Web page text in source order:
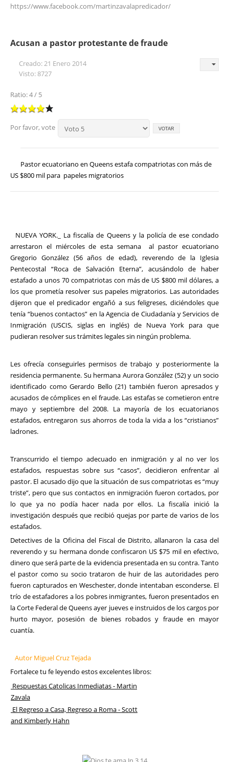
https://www.facebook.com/martinzavalapredicador/
Acusan a pastor protestante de fraude
Creado: 21 Enero 2014
Visto: 8727
Ratio: 4 / 5
Por favor, vote
Pastor ecuatoriano en Queens estafa compatriotas con más de
US $800 mil para papeles migratorios
NUEVA YORK._ La fiscalía de Queens y la policía de ese condado
arrestaron el miércoles de esta semana al pastor ecuatoriano
Gregorio González (56 años de edad), reverendo de la Iglesia
Pentecostal “Roca de Salvación Eterna”, acusándolo de haber
estafado a unos 70 compatriotas con más de US $800 mil dólares, a
los que prometía resolver sus papeles migratorios. Las autoridades
dijeron que el predicador engañó a sus feligreses, diciéndoles que
tenía “buenos contactos” en la Agencia de Ciudadanía y Servicios de
Inmigración (USCIS, siglas en inglés) de Nueva York para que
pudieran resolver sus trámites legales sin ningún problema.
Les ofrecía conseguirles permisos de trabajo y posteriormente la
residencia permanente. Su hermana Aurora González (52) y un socio
identificado como Gerardo Bello (21) también fueron apresados y
acusados de cómplices en el fraude. Las estafas se cometieron entre
mayo y septiembre del 2008. La mayoría de los ecuatorianos
estafados, entregaron sus ahorros de toda la vida a los “cristianos”
ladrones.
Transcurrido el tiempo adecuado en inmigración y al no ver los
estafados, respuestas sobre sus “casos”, decidieron enfrentar al
pastor. El acusado dijo que la situación de sus compatriotas es “muy
triste”, pero que sus contactos en inmigración fueron cortados, por
lo que ya no podía hacer nada por ellos. La fiscalía inició la
investigación después que recibió quejas por parte de varios de los
estafados.
Detectives de la Oficina del Fiscal de Distrito, allanaron la casa del
reverendo y su hermana donde confiscaron US $75 mil en efectivo,
dinero que será parte de la evidencia presentada en su contra. Tanto
el pastor como su socio trataron de huir de las autoridades pero
fueron capturados en Weschester, donde intentaban esconderse. El
trío de estafadores a los pobres inmigrantes, fueron presentados en
la Corte Federal de Queens ayer jueves e instruidos de los cargos por
hurto mayor, posesión de bienes robados y fraude en mayor
cuantía.
Autor Miguel Cruz Tejada
Fortalece tu fe leyendo estos excelentes libros:
Respuestas Catolicas Inmediatas - Martin
Zavala
El Regreso a Casa, Regreso a Roma - Scott
and Kimberly Hahn